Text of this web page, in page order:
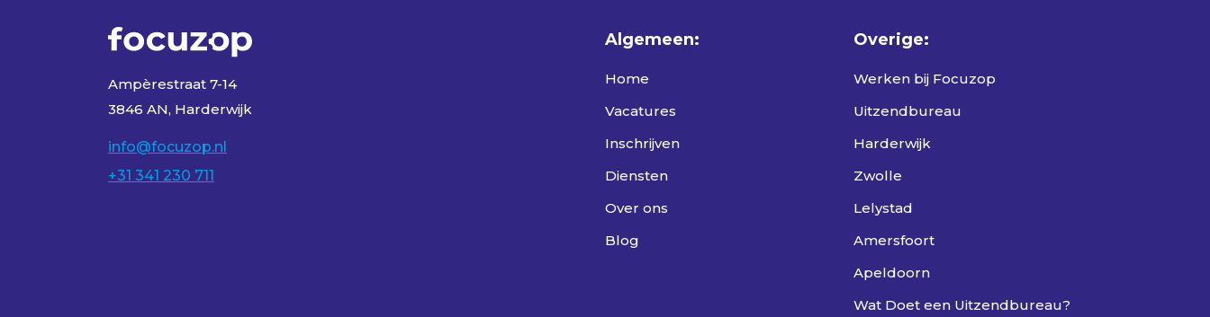
Ampèrestraat 7-14
3846 AN, Harderwijk
info@focuzop.nl
+31 341 230 711
Algemeen:
Home
Vacatures
Inschrijven
Diensten
Over ons
Blog
Overige:
Werken bij Focuzop
Uitzendbureau
Harderwijk
Zwolle
Lelystad
Amersfoort
Apeldoorn
Wat Doet een Uitzendbureau?